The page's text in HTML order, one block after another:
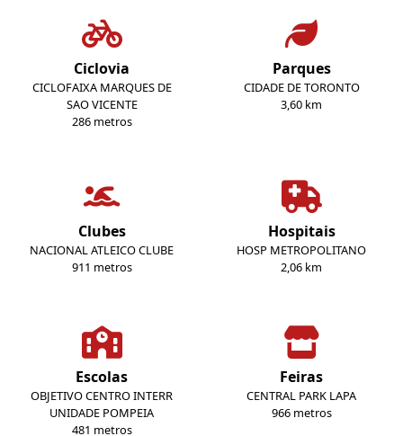
Ciclovia
CICLOFAIXA MARQUES DE
SAO VICENTE
286 metros
Parques
CIDADE DE TORONTO
3,60 km
Clubes
NACIONAL ATLEICO CLUBE
911 metros
Hospitais
HOSP METROPOLITANO
2,06 km
Escolas
OBJETIVO CENTRO INTERR
UNIDADE POMPEIA
481 metros
Feiras
CENTRAL PARK LAPA
966 metros